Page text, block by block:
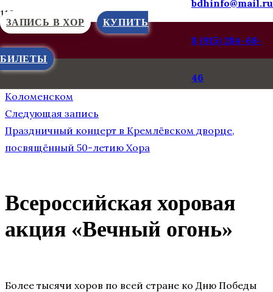
ЗАПИСЬ В ХОР КУПИТЬ
БИЛЕТЫ
bdhinfo@mail.ru
8 (915) 284-68-
46
Предыдущая запись
Праздничный концерт, посвящённый Дню Победы в
Коломенском
Следующая запись
Праздничный концерт в Кремлёвском дворце,
посвящённый 50-летию Хора
Всероссийская хоровая
акция «Вечный огонь»
Более тысячи хоров по всей стране ко Дню Победы